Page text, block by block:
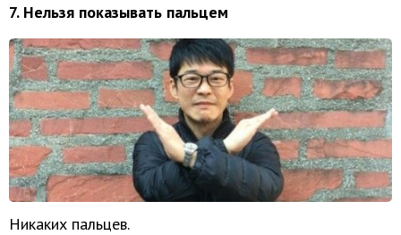
7. Нельзя показывать пальцем
Никаких пальцев.